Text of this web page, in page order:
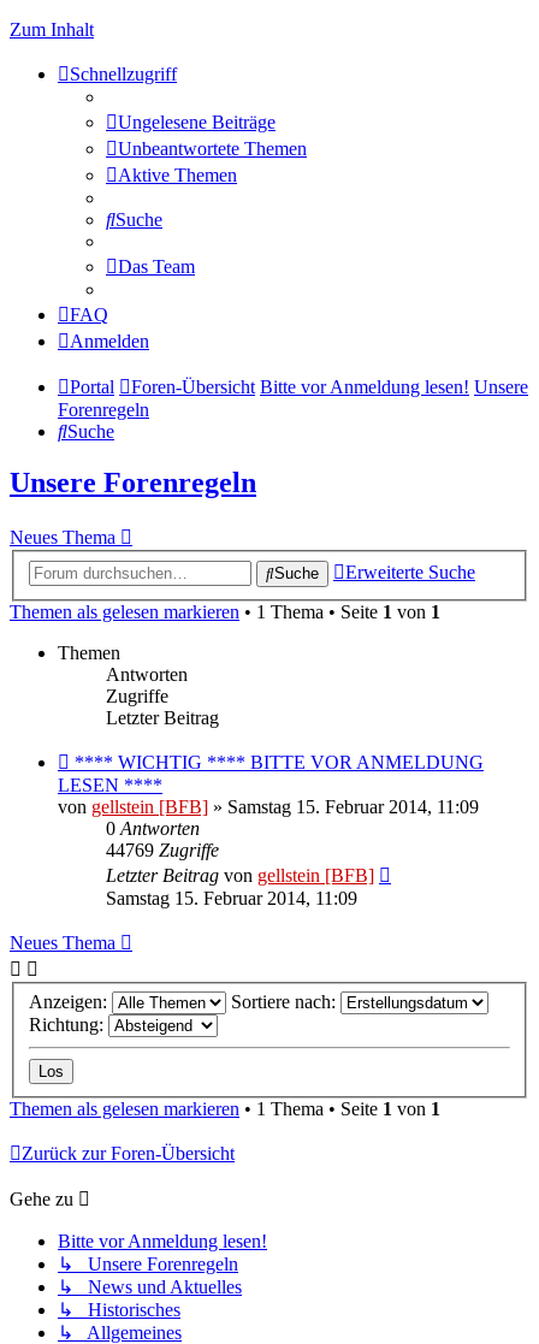
Zum Inhalt
Schnellzugriff
Ungelesene Beiträge
Unbeantwortete Themen
Aktive Themen
Suche
Das Team
FAQ
Anmelden
Portal Foren-Übersicht Bitte vor Anmeldung lesen! Unsere
Forenregeln
Suche
Unsere Forenregeln
Neues Thema
Suche
Erweiterte Suche
Themen als gelesen markieren • 1 Thema • Seite 1 von 1
Themen
Antworten
Zugriffe
Letzter Beitrag
**** WICHTIG **** BITTE VOR ANMELDUNG
LESEN ****
von gellstein [BFB] » Samstag 15. Februar 2014, 11:09
0Antworten
44769 Zugriffe
Letzter Beitrag von gellstein [BFB]
Samstag 15. Februar 2014, 11:09
Neues Thema
Anzeigen:
Sortiere nach:
Richtung:
Themen als gelesen markieren • 1 Thema • Seite 1 von 1
Zurück zur Foren-Übersicht
Gehe zu
Bitte vor Anmeldung lesen!
↳ Unsere Forenregeln
↳ News und Aktuelles
↳ Historisches
↳ Allgemeines